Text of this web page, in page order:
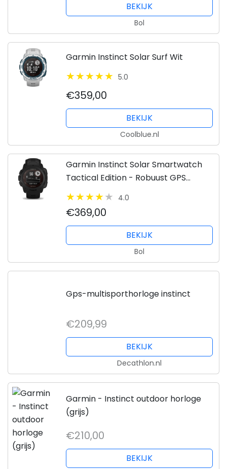
BEKIJK
Bol
Garmin Instinct Solar Surf Wit
5.0
€359,00
BEKIJK
Coolblue.nl
Garmin Instinct Solar Smartwatch
Tactical Edition - Robuust GPS
Sporthorloge - Zon Oplaadbaar -
Zwart
4.0
€369,00
BEKIJK
Bol
Gps-multisporthorloge instinct
€209,99
BEKIJK
Decathlon.nl
Garmin - Instinct outdoor horloge
(grijs)
€210,00
BEKIJK